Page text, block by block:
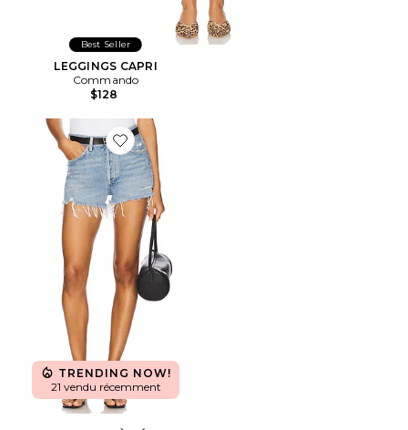
Best Seller
LEGGINGS CAPRI
Commando
$128
Favorite SHORT VINTAGE À DÉCOUPES PARKER
TRENDING NOW!
21 vendu récemment